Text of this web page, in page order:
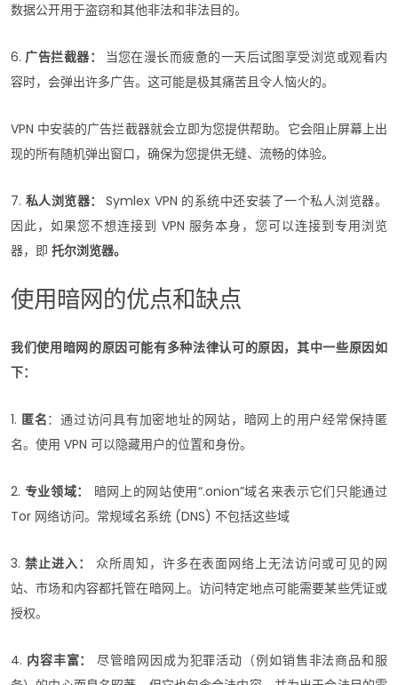
数据公开用于盗窃和其他非法和非法目的。
6.广告拦截器： 当您在漫长而疲惫的一天后试图享受浏览或观看内
容时，会弹出许多广告。这可能是极其痛苦且令人恼火的。
VPN 中安装的广告拦截器就会立即为您提供帮助。它会阻止屏幕上出
现的所有随机弹出窗口，确保为您提供无缝、流畅的体验。
7. 私人浏览器：Symlex VPN 的系统中还安装了一个私人浏览器。
因此，如果您不想连接到 VPN 服务本身，您可以连接到专用浏览
器，即 托尔浏览器。
使用暗网的优点和缺点
我们使用暗网的原因可能有多种法律认可的原因，其中一些原因如
下：
1. 匿名：通过访问具有加密地址的网站，暗网上的用户经常保持匿
名。使用 VPN 可以隐藏用户的位置和身份。
2. 专业领域：
暗网上的网站使用“.onion”域名来表示它们只能通过
Tor 网络访问。常规域名系统 (DNS) 不包括这些域
3. 禁止进入：
众所周知，许多在表面网络上无法访问或可见的网
站、市场和内容都托管在暗网上。访问特定地点可能需要某些凭证或
授权。
4. 内容丰富：
尽管暗网因成为犯罪活动（例如销售非法商品和服